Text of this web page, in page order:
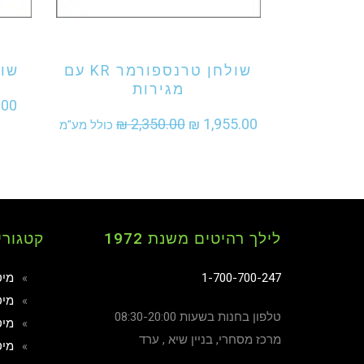
שולחן טרנספורמר KR עם
מגירות
₪2,350.00
המחיר ₪ 1,955.00
המחיר
כולל מע"מ
לילך רהיטים משנת 1972
1-700-700-247
טלפון בחנות בשעות 08:30-20:00
מרכז מסחרי, בניין שיא , ערד